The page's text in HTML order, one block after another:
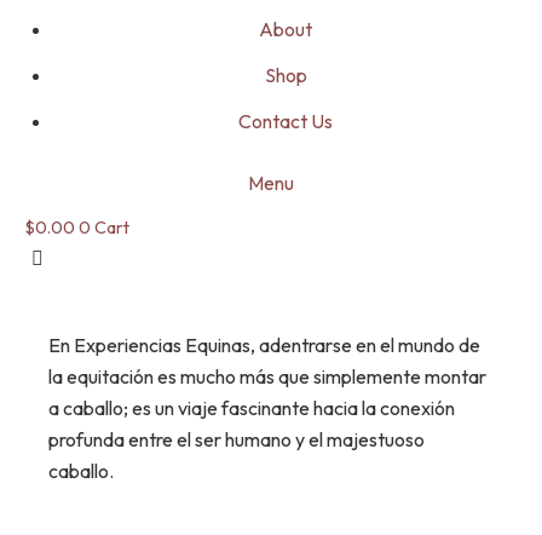
About
Shop
Contact Us
Menu
$0.00 0 Cart
En Experiencias Equinas, adentrarse en el mundo de
la equitación es mucho más que simplemente montar
a caballo; es un viaje fascinante hacia la conexión
profunda entre el ser humano y el majestuoso
caballo.